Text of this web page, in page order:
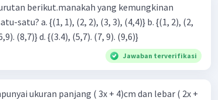
berikut.manakah yang kemungkinan
3), (3, 4). (4,5)} c. {(2,7). (4,8). (6,9). (8,7)} d. {(3.4), (5,7). (7, 9). (9,6)}
Jawaban terverifikasi
ukuran panjang ( 3x + 4)cm dan lebar ( 2x +